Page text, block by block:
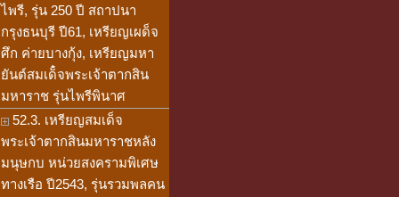
ไพรี, รุ่น 250 ปี สถาปนา
กรุงธนบุรี ปี61, เหรียญเผด็จ
ศึก ค่ายบางกุ้ง, เหรียญมหา
ยันต์สมเด็๋จพระเจ้าตากสิน
มหาราช รุ่นไพรีพินาศ
52.3. เหรียญสมเด็จ
พระเจ้าตากสินมหาราชหลัง
มนุษกบ หน่วยสงครามพิเศษ
ทางเรือ ปี2543, รุ่นรวมพลคน